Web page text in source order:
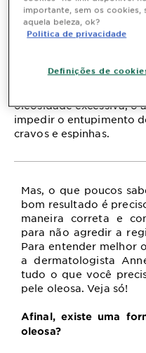
Última atualização
as principais etapas do
oleosidade excessiva, o
impedir o entupimento
cravos e espinhas.
Mas, o que poucos
bom resultado é
maneira correta e
para não agredir a
Para entender melhor
a dermatologista
tudo o que você
pele oleosa. Veja só!
Afinal, existe uma
oleosa?
importante, sem os cookies,
aquela beleza, ok?
Politica de privacidade
Definições de